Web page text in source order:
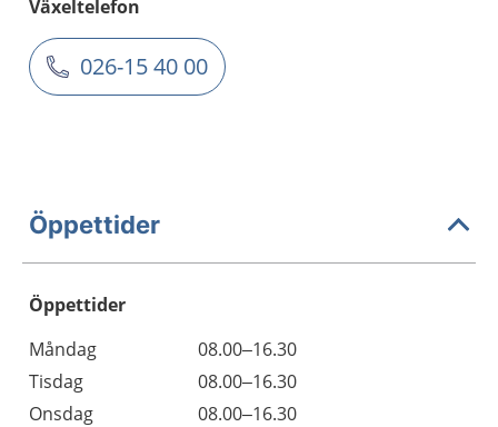
Växeltelefon
026-15 40 00
Öppettider
Öppettider
Dag
Öppettider
Kommentarer
Måndag
08.00–16.30
Tisdag
08.00–16.30
Onsdag
08.00–16.30